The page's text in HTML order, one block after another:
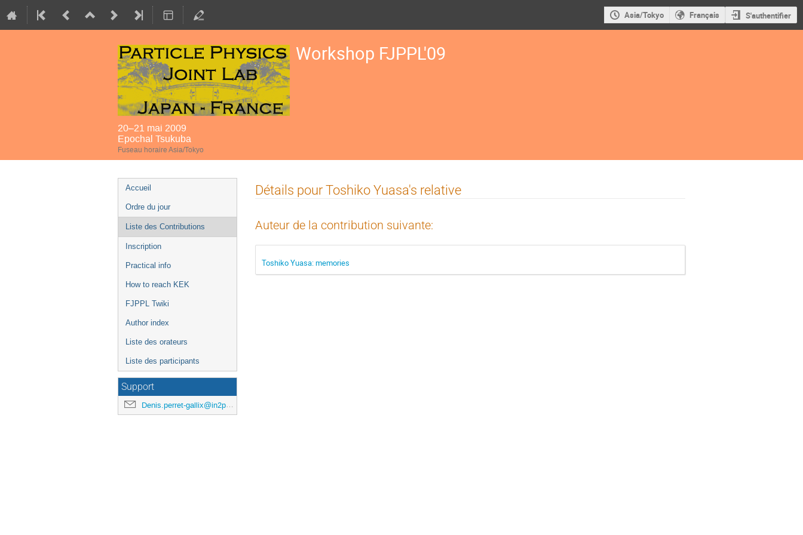
Asia/Tokyo Français S'authentifier
Workshop FJPPL'09
20–21 mai 2009
Epochal Tsukuba
Fuseau horaire Asia/Tokyo
Menu
de
l'événement
Accueil
Ordre du jour
Liste des Contributions
Inscription
Practical info
How to reach KEK
FJPPL Twiki
Author index
Liste des orateurs
Liste des participants
Support
Denis.perret-gallix@in2p3.fr
Détails pour Toshiko Yuasa's relative
Auteur de la contribution suivante:
Toshiko Yuasa: memories